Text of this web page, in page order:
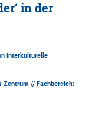
in der
Interkulturelle
// Fachbereich: